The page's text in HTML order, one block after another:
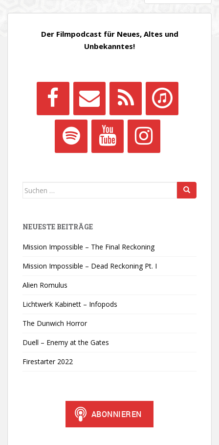
BEITRÄGE
Der Filmpodcast für Neues, Altes und
Unbekanntes!
Suchen
NEUESTE BEITRÄGE
Mission Impossible – The Final Reckoning
Mission Impossible – Dead Reckoning Pt. I
Alien Romulus
Lichtwerk Kabinett – Infopods
The Dunwich Horror
Duell – Enemy at the Gates
Firestarter 2022